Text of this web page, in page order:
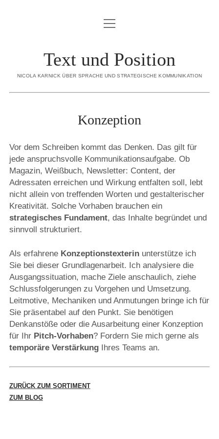
BLOG
Menü
öffnen
INTERNE REDAKTION
EXECUTIVE GHOSTWRITING
REDENSCHREIBEN
DIALOGBÜCHER
DATENSCHUTZERKLÄRUNG
IMPRESSUM
Menü
öffnen
Text und Position
NICOLA KARNICK ÜBER SPRACHE UND STRATEGISCHE KOMMUNIKATION
Konzeption
Vor dem Schreiben kommt das Denken. Das gilt für
jede anspruchsvolle Kommunikationsaufgabe. Ob
Magazin, Weißbuch, Newsletter: Content, der
Adressaten erreichen und Wirkung entfalten soll, lebt
nicht allein von treffenden Worten und gestalterischer
Kreativität. Solche Vorhaben brauchen ein
strategisches Fundament, das Inhalte begründet und
sinnvoll strukturiert.
Als erfahrene Konzeptionstexterin unterstütze ich
Sie bei dieser Grundlagenarbeit. Ich analysiere die
Ausgangssituation, mache Ziele anschaulich, ziehe
Schlussfolgerungen zu Vorgehen und Umsetzung.
Leitmotive, Mechaniken und Anmutungen bringe ich für
Sie präsentabel auf den Punkt. Sie benötigen
Denkanstöße oder die Ausarbeitung einer Konzeption
für Ihr Pitch-Vorhaben? Fordern Sie mich gerne als
temporäre VerstärkungIhres Teams an.
ZURÜCK ZUM SORTIMENT
ZUM BLOG